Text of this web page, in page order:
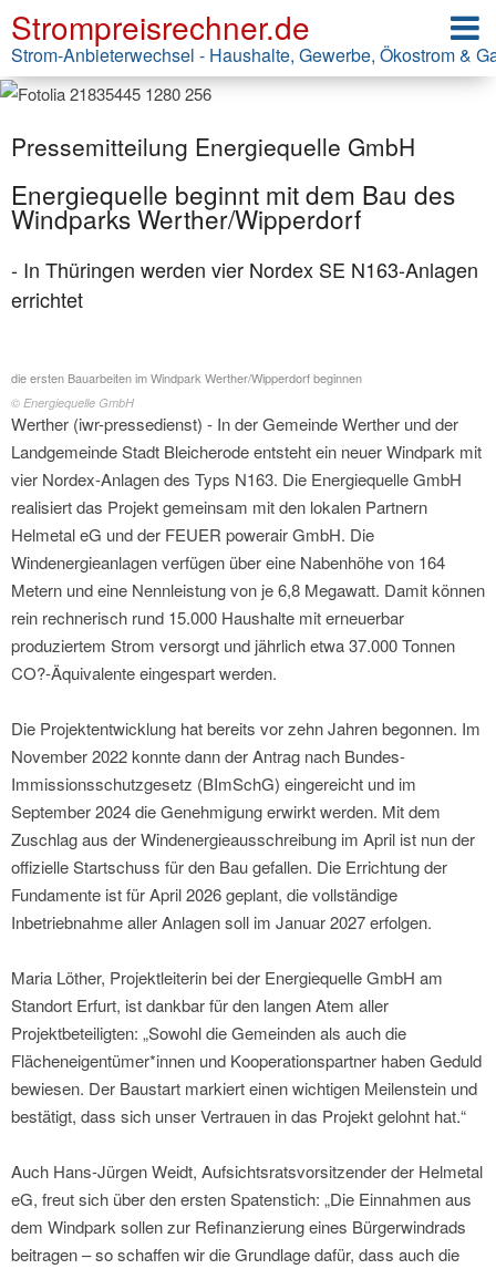
Strompreisrechner.de
Strom-Anbieterwechsel - Haushalte, Gewerbe, Ökostrom &
Pressemitteilung Energiequelle GmbH
Energiequelle beginnt mit dem Bau des
Windparks Werther/Wipperdorf
- In Thüringen werden vier Nordex SE N163-Anlagen
errichtet
die ersten Bauarbeiten im Windpark Werther/Wipperdorf beginnen
© Energiequelle GmbH
Werther (iwr-pressedienst) - In der Gemeinde Werther und der
Landgemeinde Stadt Bleicherode entsteht ein neuer Windpark mit
vier Nordex-Anlagen des Typs N163. Die Energiequelle GmbH
realisiert das Projekt gemeinsam mit den lokalen Partnern
Helmetal eG und der FEUER powerair GmbH. Die
Windenergieanlagen verfügen über eine Nabenhöhe von 164
Metern und eine Nennleistung von je 6,8 Megawatt. Damit können
rein rechnerisch rund 15.000 Haushalte mit erneuerbar
produziertem Strom versorgt und jährlich etwa 37.000 Tonnen
CO?-Äquivalente eingespart werden.
Die Projektentwicklung hat bereits vor zehn Jahren begonnen. Im
November 2022 konnte dann der Antrag nach Bundes-
Immissionsschutzgesetz (BImSchG) eingereicht und im
September 2024 die Genehmigung erwirkt werden. Mit dem
Zuschlag aus der Windenergieausschreibung im April ist nun der
offizielle Startschuss für den Bau gefallen. Die Errichtung der
Fundamente ist für April 2026 geplant, die vollständige
Inbetriebnahme aller Anlagen soll im Januar 2027 erfolgen.
Maria Löther, Projektleiterin bei der Energiequelle GmbH am
Standort Erfurt, ist dankbar für den langen Atem aller
Projektbeteiligten: „Sowohl die Gemeinden als auch die
Flächeneigentümer*innen und Kooperationspartner haben Geduld
bewiesen. Der Baustart markiert einen wichtigen Meilenstein und
bestätigt, dass sich unser Vertrauen in das Projekt gelohnt hat.“
Auch Hans-Jürgen Weidt, Aufsichtsratsvorsitzender der Helmetal
eG, freut sich über den ersten Spatenstich: „Die Einnahmen aus
dem Windpark sollen zur Refinanzierung eines Bürgerwindrads
beitragen – so schaffen wir die Grundlage dafür, dass auch die